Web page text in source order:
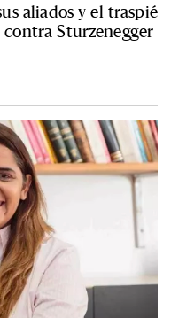
aliados y el traspié
Sturzenegger